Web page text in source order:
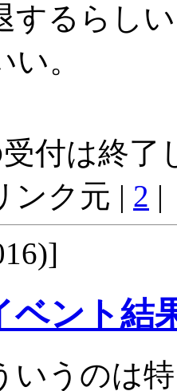
するらし
。
付は終了
ンク元 | 2 |
ベント結
いうのは